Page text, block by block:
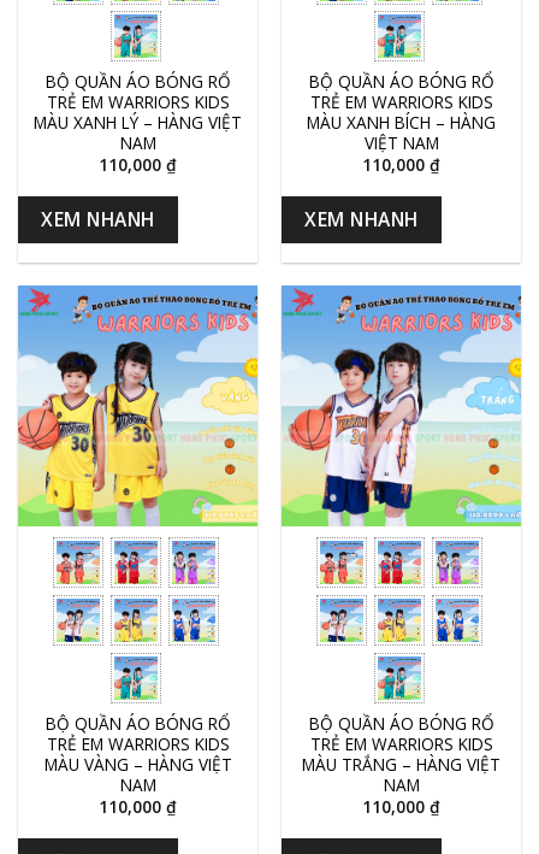
BỘ QUẦN ÁO BÓNG RỔ
TRẺ EM WARRIORS KIDS
MÀU XANH LÝ – HÀNG VIỆT
NAM
110,000 ₫
XEM NHANH
BỘ QUẦN ÁO BÓNG RỔ
TRẺ EM WARRIORS KIDS
MÀU XANH BÍCH – HÀNG
VIỆT NAM
110,000 ₫
XEM NHANH
BỘ QUẦN ÁO BÓNG RỔ
TRẺ EM WARRIORS KIDS
MÀU VÀNG – HÀNG VIỆT
NAM
110,000 ₫
BỘ QUẦN ÁO BÓNG RỔ
TRẺ EM WARRIORS KIDS
MÀU TRẮNG – HÀNG VIỆT
NAM
110,000 ₫